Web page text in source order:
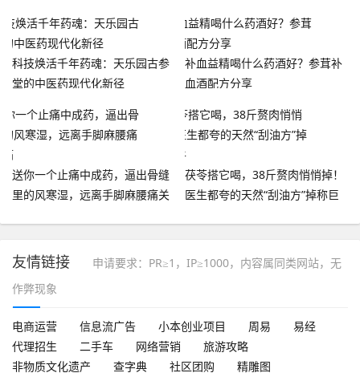
科技焕活千年药魂：天乐园古参
堂的中医药现代化新径
补血益精喝什么药酒好？参茸补
血酒配方分享
送你​一个止痛中成药，逼出骨缝
里的风寒湿，远离手脚麻腰痛关
茯苓搭它喝，38斤赘肉悄悄掉！
医生都夸的天然“刮油方”掉称巨
友情链接
申请要求：PR≥1，IP≥1000，内容属同类网站，无
作弊现象
电商运营 信息流广告 小本创业项目 周易
易经
代理招生
二手车 网络营销
旅游攻略
非物质文化遗产
查字典 社区团购
精雕图